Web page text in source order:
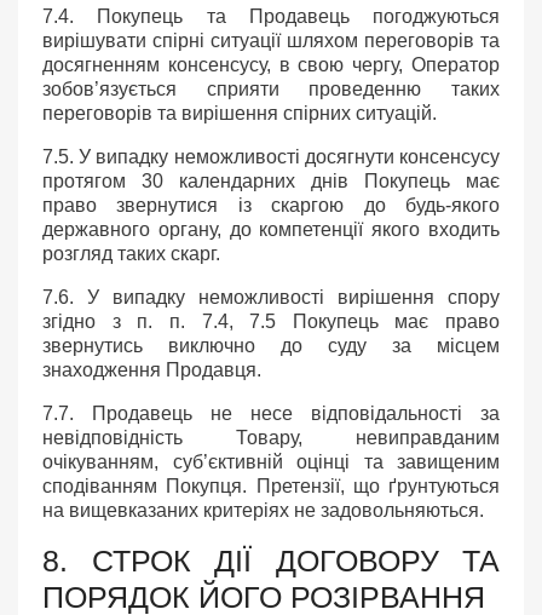
7.4. Покупець та Продавець погоджуються
вирішувати спірні ситуації шляхом переговорів та
досягненням консенсусу, в свою чергу, Оператор
зобов’язується сприяти проведенню таких
переговорів та вирішення спірних ситуацій.
7.5. У випадку неможливості досягнути консенсусу
протягом 30 календарних днів Покупець має
право звернутися із скаргою до будь-якого
державного органу, до компетенції якого входить
розгляд таких скарг.
7.6. У випадку неможливості вирішення спору
згідно з п. п. 7.4, 7.5 Покупець має право
звернутись виключно до суду за місцем
знаходження Продавця.
7.7. Продавець не несе відповідальності за
невідповідність Товару, невиправданим
очікуванням, суб’єктивній оцінці та завищеним
сподіванням Покупця. Претензії, що ґрунтуються
на вищевказаних критеріях не задовольняються.
8. СТРОК ДІЇ ДОГОВОРУ ТА
ПОРЯДОК ЙОГО РОЗІРВАННЯ